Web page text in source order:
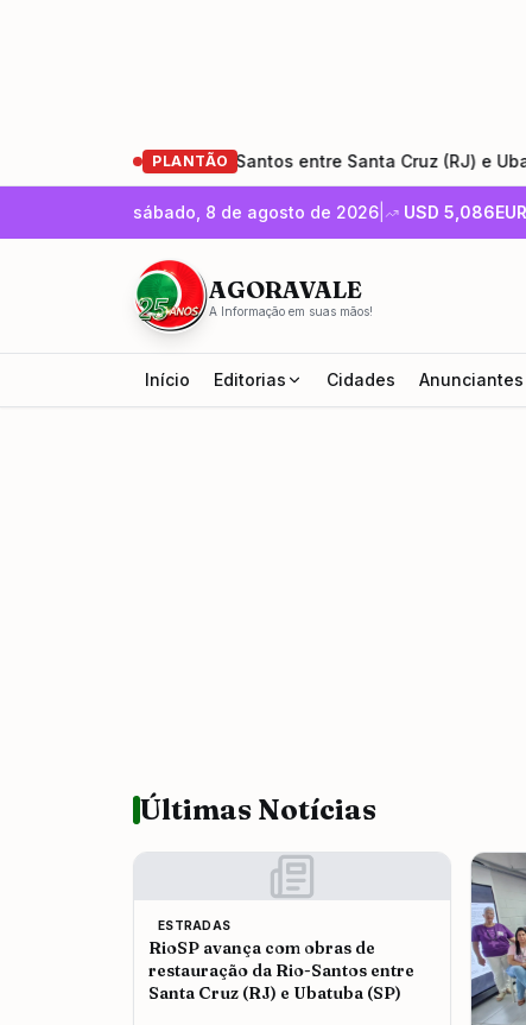
PLANTÃO
restauração da Rio-Santos entre Santa Cruz (RJ) e Ubatuba
sábado, 8 de agosto de 2026 USD 5,086EUR
AGORAVALE
A Informação em suas mãos!
Início Editorias Cidades Anunciantes
Últimas Notícias
ESTRADAS
RioSP avança com obras de
restauração da Rio-Santos entre
Santa Cruz (RJ) e Ubatuba (SP)